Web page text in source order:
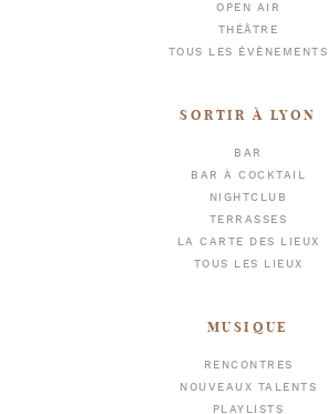
OPEN AIR
THÉÂTRE
TOUS LES ÉVÈNEMENTS
SORTIR À LYON
BAR
BAR À COCKTAIL
NIGHTCLUB
TERRASSES
LA CARTE DES LIEUX
TOUS LES LIEUX
MUSIQUE
RENCONTRES
NOUVEAUX TALENTS
PLAYLISTS